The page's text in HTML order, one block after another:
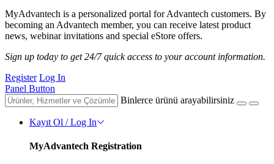
MyAdvantech is a personalized portal for Advantech customers. By
becoming an Advantech member, you can receive latest product
news, webinar invitations and special eStore offers.
Sign up today to get 24/7 quick access to your account information.
Register Log In
Panel Button
Binlerce ürünü arayabilirsiniz
Kayıt Ol / Log In
MyAdvantech Registration